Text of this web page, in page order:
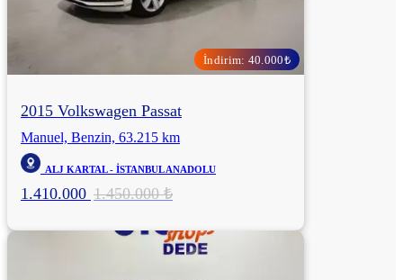
İndirim: 40.000₺
2015 Volkswagen Passat
Manuel, Benzin, 63.215 km
ALJ KARTAL - İSTANBUL ANADOLU
1.410.000 1.450.000 ₺